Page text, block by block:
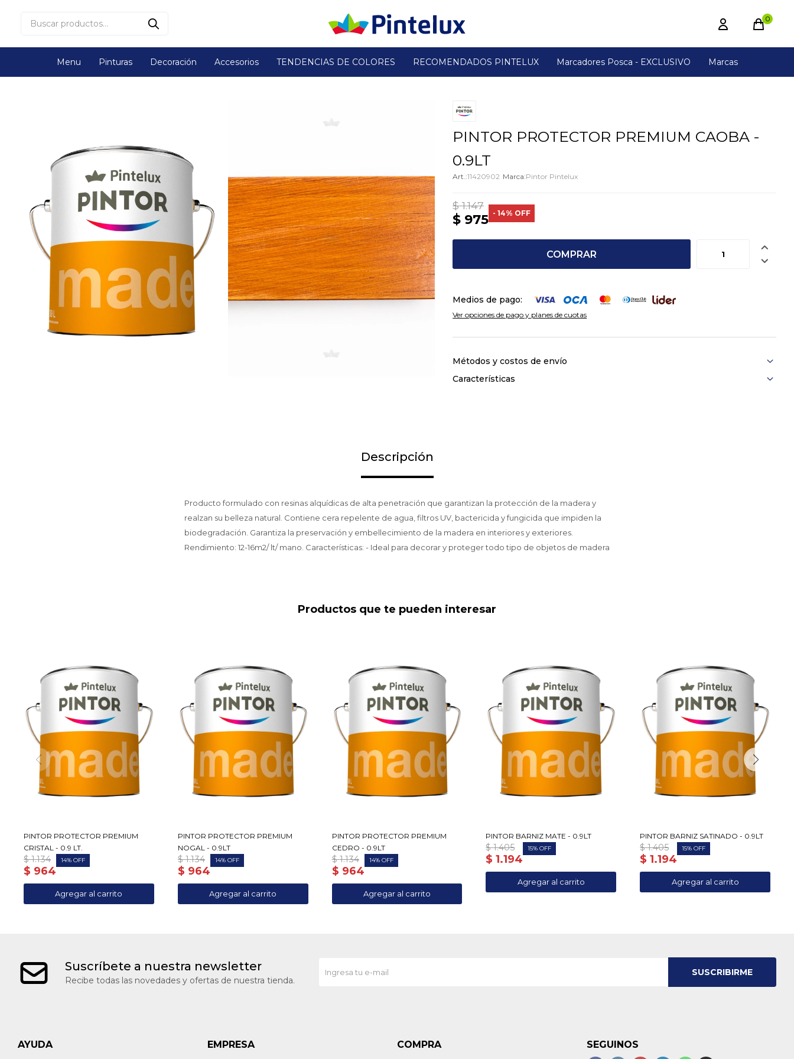
Menu Pinturas Decoración Accesorios TENDENCIAS DE COLORES RECOMENDADOS PINTELUX Marcadores Posca - EXCLUSIVO Marcas
0
PINTOR PROTECTOR PREMIUM CAOBA -
0.9LT
11420902 Pintor Pintelux
$ 975
$ 1.147
14
COMPRAR


Medios de pago:
Ver opciones de pago y planes de cuotas
Métodos y costos de envío
Características
Descripción
Producto formulado con resinas alquídicas de alta penetración que garantizan la protección de la madera y
realzan su belleza natural. Contiene cera repelente de agua, filtros UV, bactericida y fungicida que impiden la
biodegradación. Garantiza la preservación y embellecimiento de la madera en interiores y exteriores.
Rendimiento: 12-16m2/ lt/ mano. Características: - Ideal para decorar y proteger todo tipo de objetos de madera
Productos que te pueden interesar
PINTOR PROTECTOR PREMIUM
CRISTAL - 0.9 LT.
$ 964
$ 1.134 14
PINTOR PROTECTOR PREMIUM
NOGAL - 0.9LT
$ 964
$ 1.134 14
PINTOR PROTECTOR PREMIUM
CEDRO - 0.9LT
$ 964
$ 1.134 14
PINTOR BARNIZ MATE - 0.9LT
$ 1.194
$ 1.405 15
PINTOR BARNIZ SATINADO - 0.9LT
$ 1.194
$ 1.405 15
Suscríbete a nuestra newsletter
Recibe todas las novedades y ofertas de nuestra tienda.
SUSCRIBIRME
AYUDA EMPRESA COMPRA SEGUINOS